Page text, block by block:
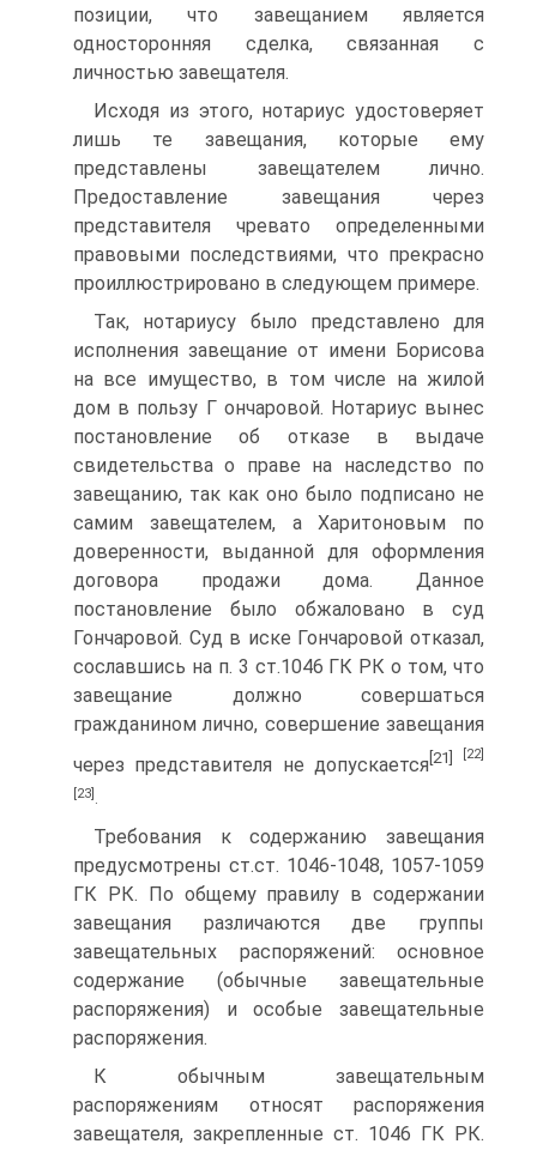
позиции, что завещанием является
односторонняя сделка, связанная с
личностью завещателя.
Исходя из этого, нотариус удостоверяет
лишь те завещания, которые ему
представлены завещателем лично.
Предоставление завещания через
представителя чревато определенными
правовыми последствиями, что прекрасно
проиллюстрировано в следующем примере.
Так, нотариусу было представлено для
исполнения завещание от имени Борисова
на все имущество, в том числе на жилой
дом в пользу Г ончаровой. Нотариус вынес
постановление об отказе в выдаче
свидетельства о праве на наследство по
завещанию, так как оно было подписано не
самим завещателем, а Харитоновым по
доверенности, выданной для оформления
договора продажи дома. Данное
постановление было обжаловано в суд
Гончаровой. Суд в иске Гончаровой отказал,
сославшись на п. 3 ст.1046 ГК РК о том, что
завещание должно совершаться
гражданином лично, совершение завещания
через представителя не допускается [21] [22]
[23] .
Требования к содержанию завещания
предусмотрены ст.ст. 1046-1048, 1057-1059
ГК РК. По общему правилу в содержании
завещания различаются две группы
завещательных распоряжений: основное
содержание (обычные завещательные
распоряжения) и особые завещательные
распоряжения.
К обычным завещательным
распоряжениям относят распоряжения
завещателя, закрепленные ст. 1046 ГК РК.